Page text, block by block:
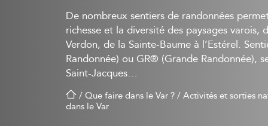
De nombreux sentiers de randonnées
richesse et la diversité des paysages varois,
Verdon, de la Sainte-Baume à l’Estérel.
Randonnée) ou GR® (Grande Randonnée),
Saint-Jacques…
/Que faire dans le Var ?/Activités et sorties
dans le Var